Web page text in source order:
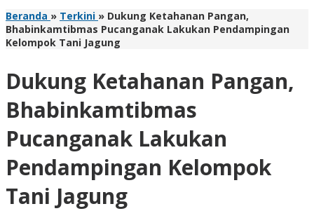
Beranda » Terkini » Dukung Ketahanan Pangan,
Bhabinkamtibmas Pucanganak Lakukan Pendampingan
Kelompok Tani Jagung
Dukung Ketahanan Pangan,
Bhabinkamtibmas
Pucanganak Lakukan
Pendampingan Kelompok
Tani Jagung